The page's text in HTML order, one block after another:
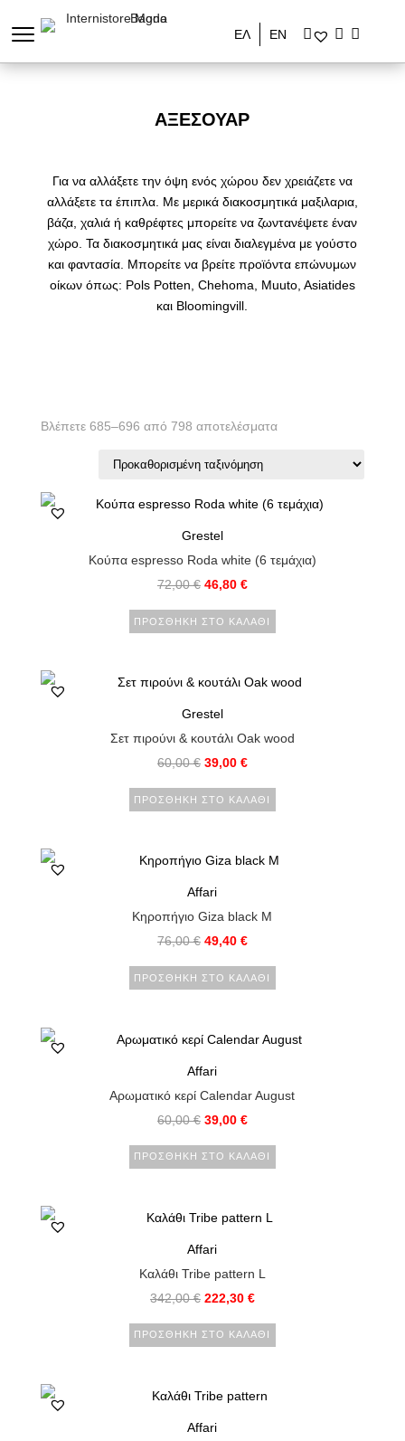
ΕΛ ΕΝ
ΑΞΕΣΟΥΆΡ
Για να αλλάξετε την όψη ενός χώρου δεν χρειάζετε να
αλλάξετε τα έπιπλα. Με μερικά διακοσμητικά μαξιλαρια,
βάζα, χαλιά ή καθρέφτες μπορείτε να ζωντανέψετε έναν
χώρο. Τα διακοσμητικά μας είναι διαλεγμένα με γούστο
και φαντασία. Μπορείτε να βρείτε προϊόντα επώνυμων
οίκων όπως: Pols Potten, Chehoma, Muuto, Asiatides
και Bloomingvill.
Βλέπετε 685–696 από 798 αποτελέσματα
Grestel
Κούπα espresso Roda white (6 τεμάχια)
72,00€ 46,80 €
ΠΡΟΣΘΉΚΗ ΣΤΟ ΚΑΛΆΘΙ
Grestel
Σετ πιρούνι & κουτάλι Oak wood
60,00€ 39,00 €
ΠΡΟΣΘΉΚΗ ΣΤΟ ΚΑΛΆΘΙ
Affari
Κηροπήγιο Giza black M
76,00€ 49,40 €
ΠΡΟΣΘΉΚΗ ΣΤΟ ΚΑΛΆΘΙ
Affari
Αρωματικό κερί Calendar August
60,00€ 39,00 €
ΠΡΟΣΘΉΚΗ ΣΤΟ ΚΑΛΆΘΙ
Affari
Καλάθι Tribe pattern L
342,00€ 222,30 €
ΠΡΟΣΘΉΚΗ ΣΤΟ ΚΑΛΆΘΙ
Affari